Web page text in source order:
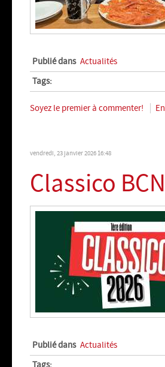
Publié dans Actualités
Tags:
Soyez le premier à commenter!
vendredi, 23 janvier 2026 16:48
Classico
Publié dans Actualités
Tags: